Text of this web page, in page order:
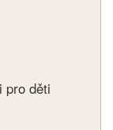
pro děti